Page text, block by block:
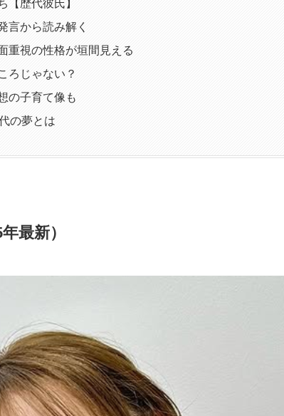
【歴代彼氏】
言から読み解く
重視の性格が垣間見える
ろじゃない？
の子育て像も
の夢とは
最新）